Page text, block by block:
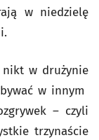
w niedzielę
nikt w drużynie
w innym
– czyli
trzynaście